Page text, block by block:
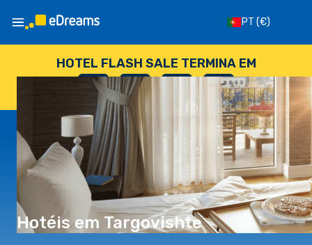
PT (€)
HOTEL FLASH SALE TERMINA EM
--
DIAS
: --
HORAS
: --
SEGUNDOS
Hotéis em Targovishte